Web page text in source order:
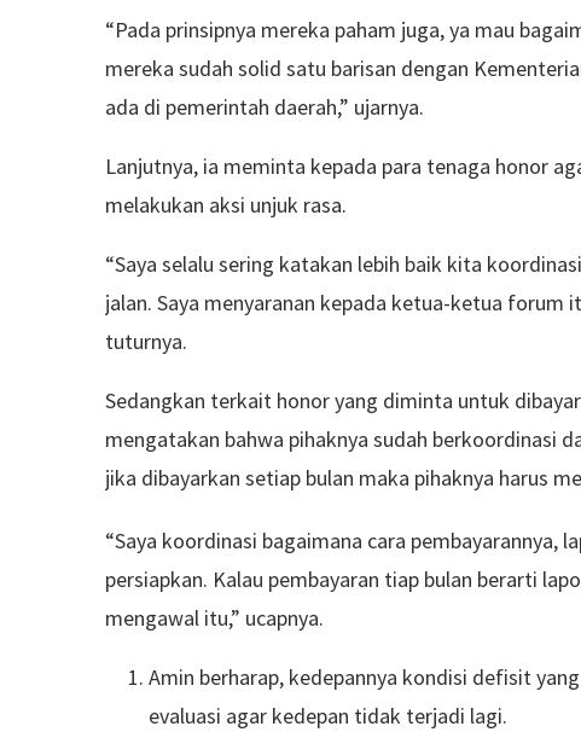
“Pada prinsipnya mereka paham juga, ya mau
mereka sudah solid satu barisan dengan
ada di pemerintah daerah,” ujarnya.
Lanjutnya, ia meminta kepada para tenaga honor
melakukan aksi unjuk rasa.
“Saya selalu sering katakan lebih baik kita
jalan. Saya menyaranan kepada ketua-ketua forum
tuturnya.
Sedangkan terkait honor yang diminta untuk
mengatakan bahwa pihaknya sudah berkoordinasi
jika dibayarkan setiap bulan maka pihaknya harus
“Saya koordinasi bagaimana cara pembayarannya,
persiapkan. Kalau pembayaran tiap bulan berarti
mengawal itu,” ucapnya.
Amin berharap, kedepannya kondisi defisit
evaluasi agar kedepan tidak terjadi lagi.